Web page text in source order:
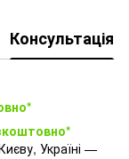
Консультація
Україні —